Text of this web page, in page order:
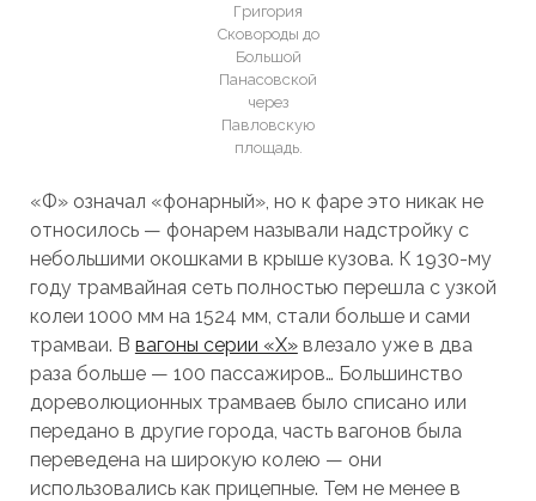
Григория
Сковороды до
Большой
Панасовской
через
Павловскую
площадь.
«Ф» означал «фонарный», но к фаре это никак не
относилось — фонарем называли надстройку с
небольшими окошками в крыше кузова. К 1930-му
году трамвайная сеть полностью перешла с узкой
колеи 1000 мм на 1524 мм, стали больше и сами
трамваи. В вагоны серии «Х»влезало уже в два
раза больше — 100 пассажиров… Большинство
дореволюционных трамваев было списано или
передано в другие города, часть вагонов была
переведена на широкую колею — они
использовались как прицепные. Тем не менее в